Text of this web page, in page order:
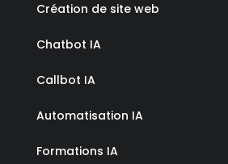
Création de site web
Chatbot IA
Callbot IA
Automatisation IA
Formations IA